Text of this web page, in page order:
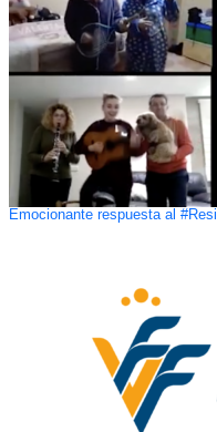
Emocionante respuesta al